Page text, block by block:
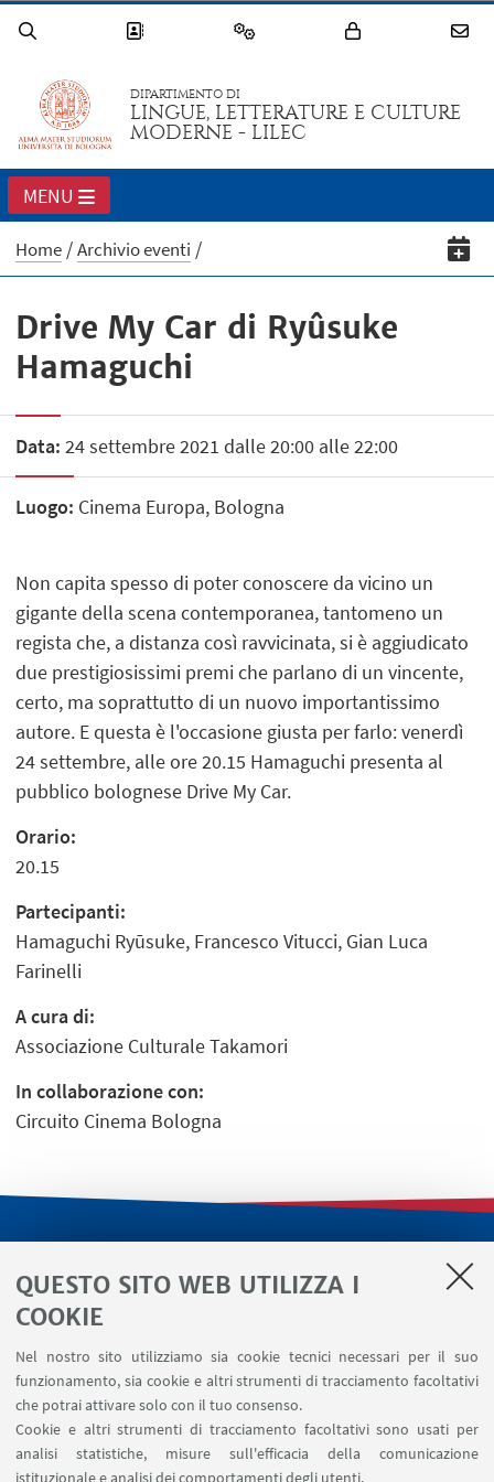
QUESTO SITO WEB UTILIZZA I
COOKIE
Nel nostro sito utilizziamo sia cookie tecnici necessari per il suo
funzionamento, sia cookie e altri strumenti di tracciamento facoltativi
che potrai attivare solo con il tuo consenso.
Cookie e altri strumenti di tracciamento facoltativi sono usati per
analisi statistiche, misure sull'efficacia della comunicazione
istituzionale e analisi dei comportamenti degli utenti.
DIPARTIMENTO DI
LINGUE, LETTERATURE E CULTURE
MODERNE - LILEC
MENU
Home Archivio eventi
Drive My Car di Ryûsuke
Hamaguchi
Data: 24 settembre 2021 dalle 20:00 alle 22:00
Luogo: Cinema Europa, Bologna
Non capita spesso di poter conoscere da vicino un
gigante della scena contemporanea, tantomeno un
regista che, a distanza così ravvicinata, si è aggiudicato
due prestigiosissimi premi che parlano di un vincente,
certo, ma soprattutto di un nuovo importantissimo
autore. E questa è l'occasione giusta per farlo: venerdì
24 settembre, alle ore 20.15 Hamaguchi presenta al
pubblico bolognese Drive My Car.
Orario:
20.15
Partecipanti:
Hamaguchi Ryūsuke, Francesco Vitucci, Gian Luca
Farinelli
A cura di:
Associazione Culturale Takamori
In collaborazione con:
Circuito Cinema Bologna
Segnala un evento
Contatti
SEGUI IL DIPARTIMENTO SU: